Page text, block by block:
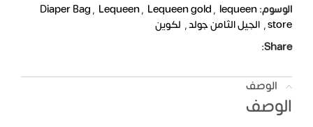
الوسوم:
Diaper Bag, Lequeen, Lequeen gold, lequeen
store
, الجيل الثامن جولد, لكوين
Share:
الوصف
الوصف